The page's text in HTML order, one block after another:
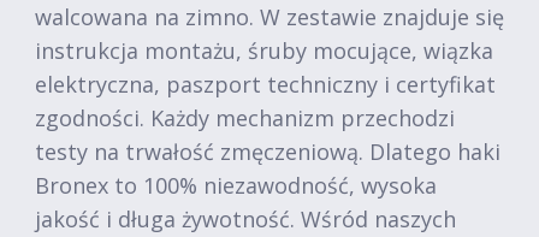
walcowana na zimno. W zestawie znajduje się
instrukcja montażu, śruby mocujące, wiązka
elektryczna, paszport techniczny i certyfikat
zgodności. Każdy mechanizm przechodzi
testy na trwałość zmęczeniową. Dlatego haki
Bronex to 100% niezawodność, wysoka
jakość i długa żywotność. Wśród naszych